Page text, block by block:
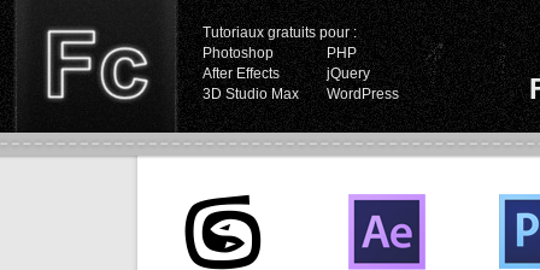
Tutoriaux gratuits pour :
Photoshop
PHP
After Effects
jQuery
3D Studio Max
WordPress